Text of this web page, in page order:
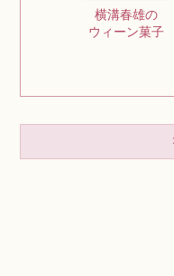
横溝春雄の
ウィーン菓子